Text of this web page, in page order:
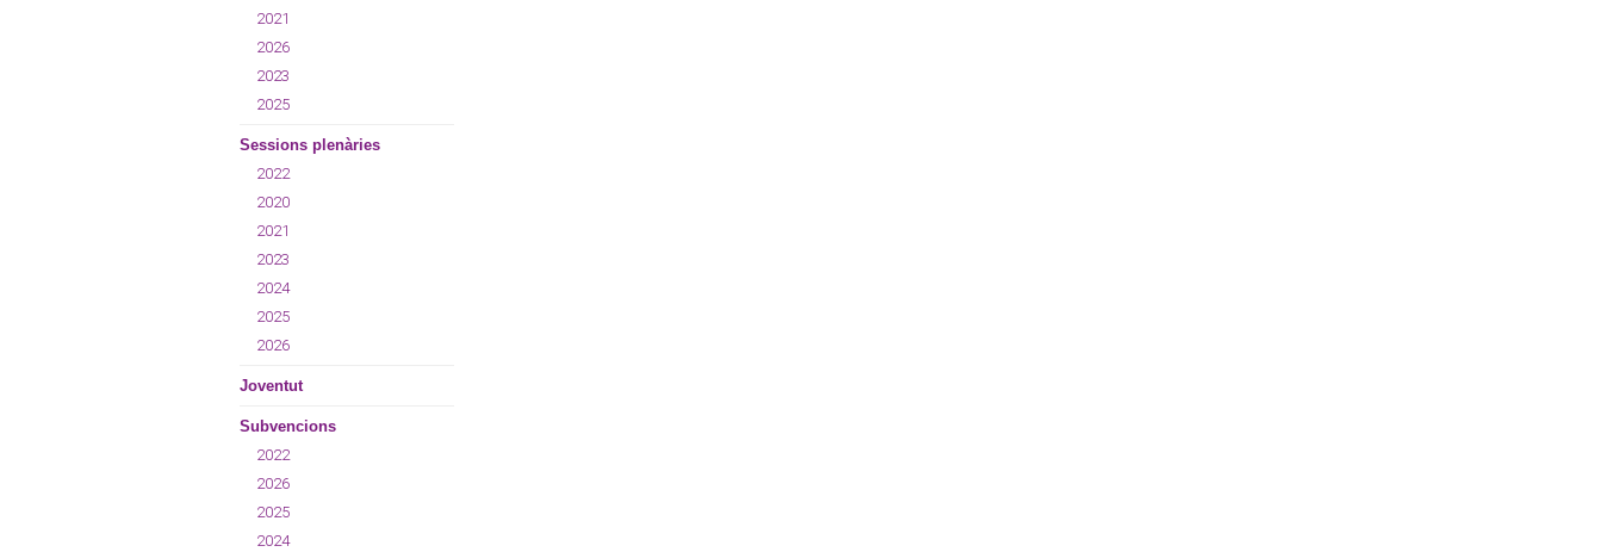
2021
2026
2023
2025
Sessions plenàries
2022
2020
2021
2023
2024
2025
2026
Joventut
Subvencions
2022
2026
2025
2024